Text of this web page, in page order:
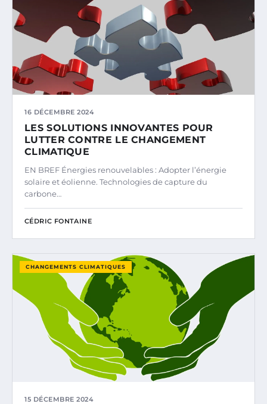
16 DÉCEMBRE 2024
LES SOLUTIONS INNOVANTES POUR
LUTTER CONTRE LE CHANGEMENT
CLIMATIQUE
EN BREF Énergies renouvelables : Adopter l’énergie
solaire et éolienne. Technologies de capture du
carbone…
CÉDRIC FONTAINE
CHANGEMENTS CLIMATIQUES
15 DÉCEMBRE 2024